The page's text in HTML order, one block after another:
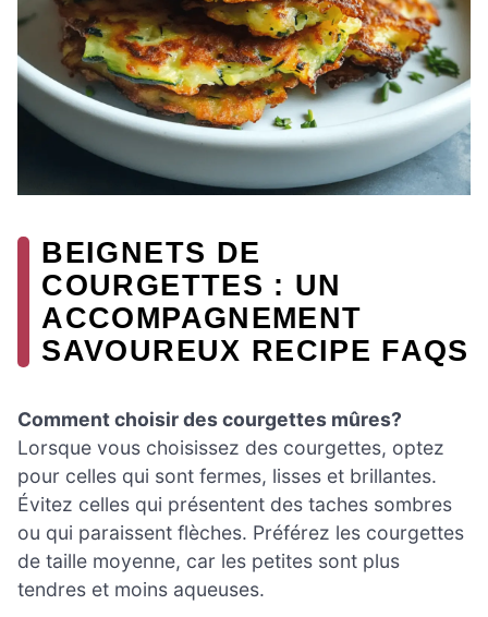
BEIGNETS DE
COURGETTES : UN
ACCOMPAGNEMENT
SAVOUREUX RECIPE FAQS
Comment choisir des courgettes mûres?
Lorsque vous choisissez des courgettes, optez
pour celles qui sont fermes, lisses et brillantes.
Évitez celles qui présentent des taches sombres
ou qui paraissent flèches. Préférez les courgettes
de taille moyenne, car les petites sont plus
tendres et moins aqueuses.